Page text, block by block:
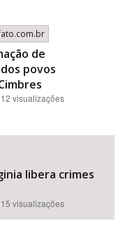
de
povos
visualizações
libera crimes
visualizações